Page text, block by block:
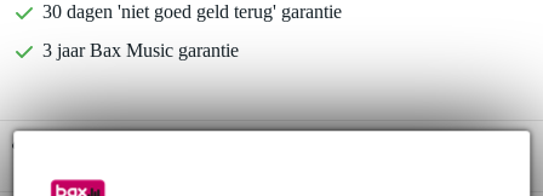
30 dagen 'niet goed geld terug' garantie
3 jaar Bax Music garantie